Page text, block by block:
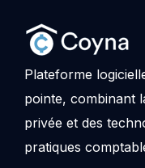
Plateforme
pointe, combinant
privée et des
pratiques